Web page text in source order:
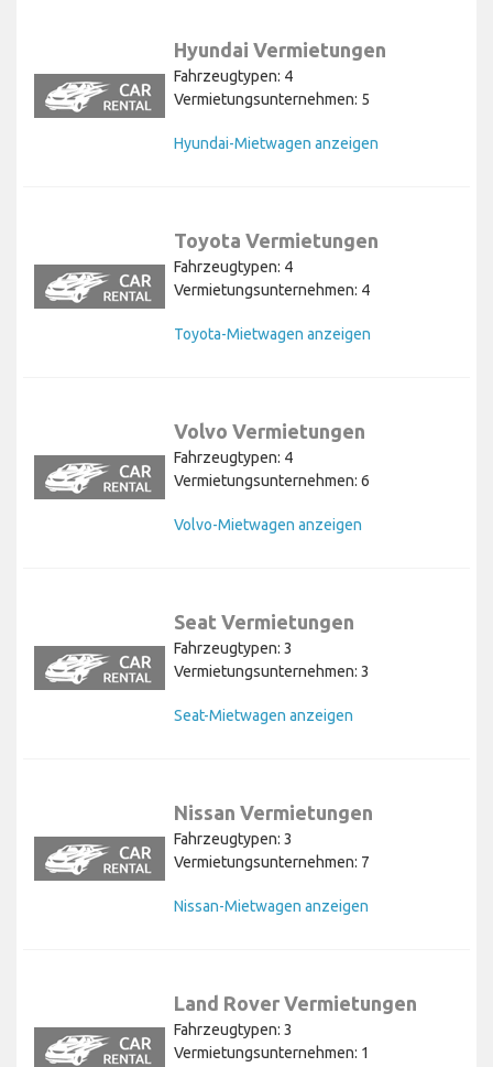
Hyundai Vermietungen
Fahrzeugtypen: 4
Vermietungsunternehmen: 5
Hyundai-Mietwagen anzeigen
Toyota Vermietungen
Fahrzeugtypen: 4
Vermietungsunternehmen: 4
Toyota-Mietwagen anzeigen
Volvo Vermietungen
Fahrzeugtypen: 4
Vermietungsunternehmen: 6
Volvo-Mietwagen anzeigen
Seat Vermietungen
Fahrzeugtypen: 3
Vermietungsunternehmen: 3
Seat-Mietwagen anzeigen
Nissan Vermietungen
Fahrzeugtypen: 3
Vermietungsunternehmen: 7
Nissan-Mietwagen anzeigen
Land Rover Vermietungen
Fahrzeugtypen: 3
Vermietungsunternehmen: 1